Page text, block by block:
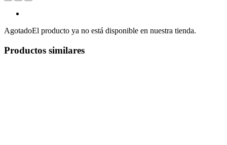
AgotadoEl producto ya no está disponible en nuestra tienda.
Productos similares